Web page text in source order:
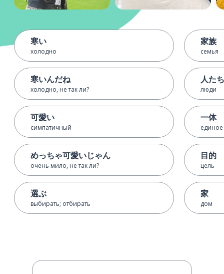
寒い
холодно
寒いんだね
холодно, не так ли?
可愛い
симпатичный
めっちゃ可愛いじゃん
очень мило, не так ли?
選ぶ
выбирать; отбирать
家族
семья
人たち
люди
一体
единое
目的
цель
家
дом